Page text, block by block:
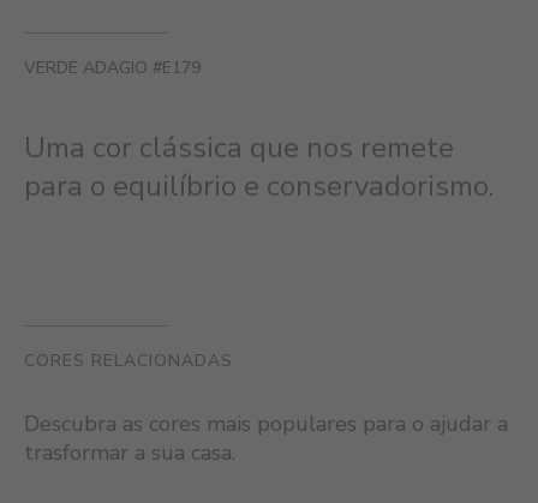
VERDE ADAGIO #E179
Uma cor clássica que nos remete
para o equilíbrio e conservadorismo.
CORES RELACIONADAS
Descubra as cores mais populares para o ajudar a
trasformar a sua casa.